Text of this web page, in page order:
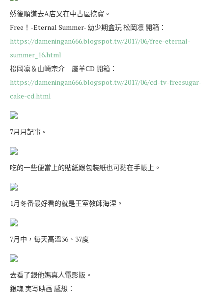
然後順道去A店又在中古區挖寶。
Free！-Eternal Summer- 幼少期盒玩 松岡凛 開箱：
https://dameningan666.blogspot.tw/2017/06/free-eternal-
summer_16.html
松岡凛＆山崎宗介 屬羊CD 開箱：
https://dameningan666.blogspot.tw/2017/06/cd-tv-freesugar-
cake-cd.html
7月月記事。
吃的一些便當上的貼紙跟包裝紙也可黏在手帳上。
1月冬番最好看的就是王室教師海涅。
7月中，每天高溫36、37度
去看了銀他媽真人電影版。
銀魂 実写映画 感想：